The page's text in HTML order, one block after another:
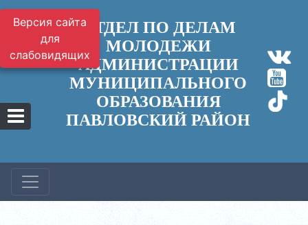
Версия сайта
для
слабовидящих
ОТДЕЛ ПО ДЕЛАМ
МОЛОДЕЖИ
АДМИНИСТРАЦИИ
МУНИЦИПАЛЬНОГО
ОБРАЗОВАНИЯ
ПАВЛОВСКИЙ РАЙОН